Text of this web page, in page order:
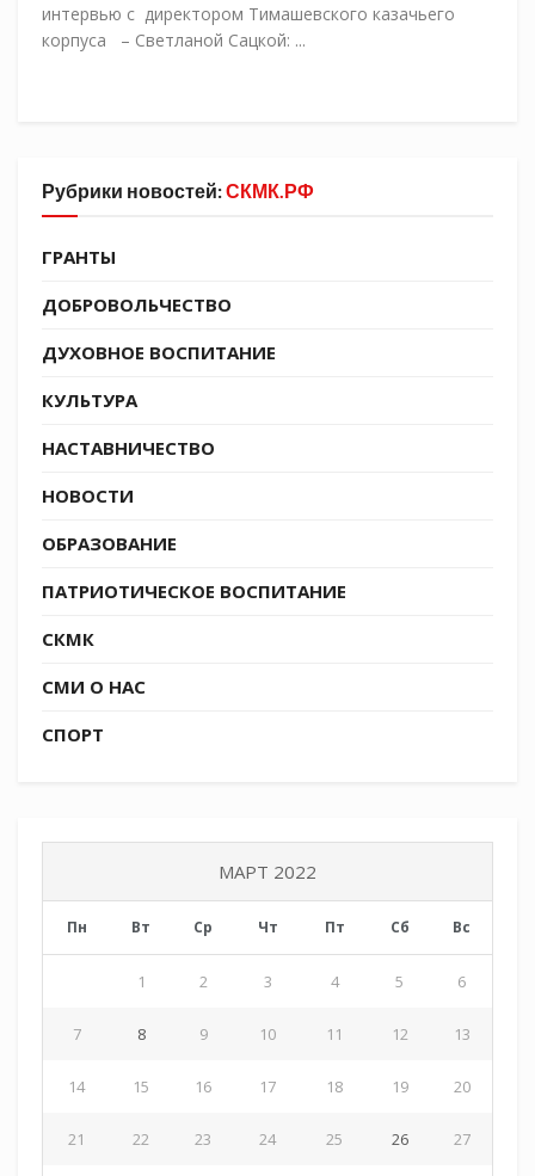
интервью с директором Тимашевского казачьего
корпуса – Светланой Сацкой: ...
Рубрики новостей:СКМК.РФ
ГРАНТЫ
ДОБРОВОЛЬЧЕСТВО
ДУХОВНОЕ ВОСПИТАНИЕ
КУЛЬТУРА
НАСТАВНИЧЕСТВО
НОВОСТИ
ОБРАЗОВАНИЕ
ПАТРИОТИЧЕСКОЕ ВОСПИТАНИЕ
СКМК
СМИ О НАС
СПОРТ
МАРТ 2022
Пн Вт Ср Чт Пт Сб Вс
1 2 3 4 5 6
7 8 9 10 11 12 13
14 15 16 17 18 19 20
21 22 23 24 25 26 27